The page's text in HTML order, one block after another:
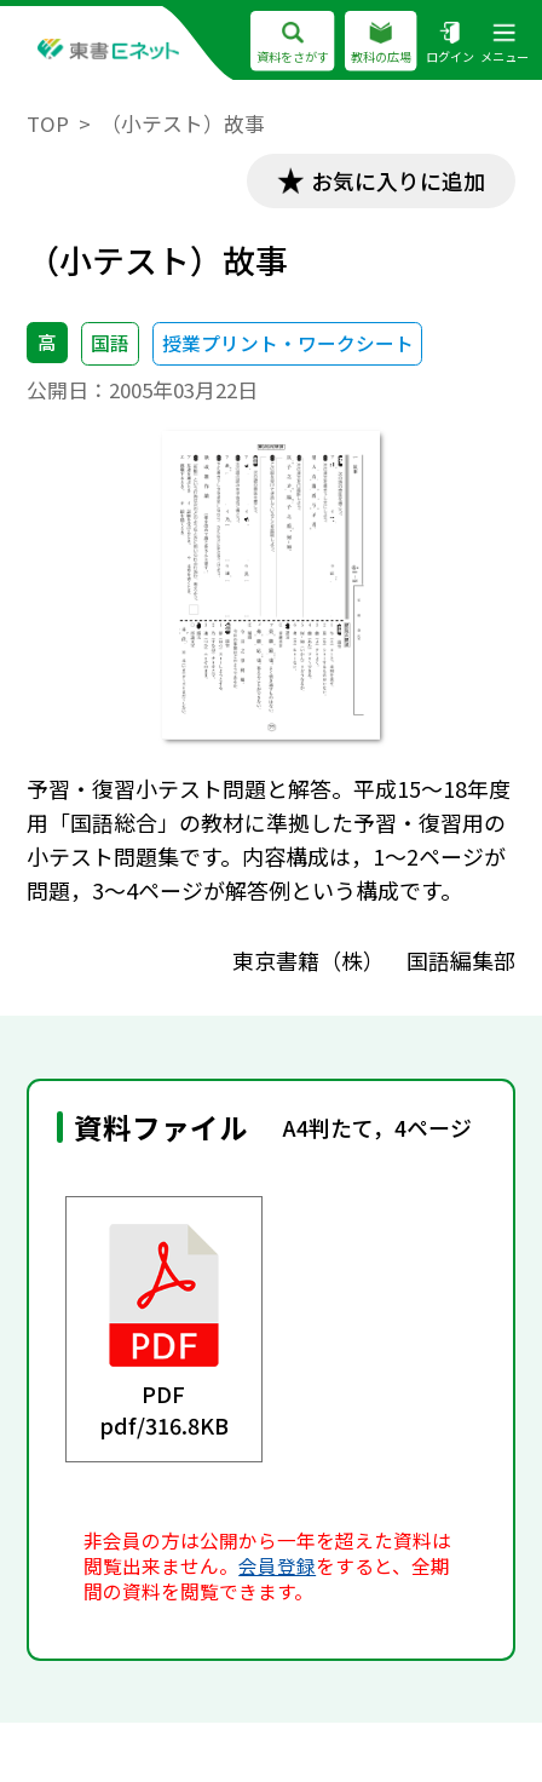
資料をさがす 教科の広場 ログイン メニュー
TOP （小テスト）故事
お気に入りに追加
（小テスト）故事
高 国語 授業プリント・ワークシート
公開日： 2005年03月22日
予習・復習小テスト問題と解答。平成15～18年度
用「国語総合」の教材に準拠した予習・復習用の
小テスト問題集です。内容構成は，1～2ページが
問題，3～4ページが解答例という構成です。
東京書籍（株） 国語編集部
資料ファイル A4判たて，4ページ
PDF
pdf/316.8KB
非会員の方は公開から一年を超えた資料は
閲覧出来ません。会員登録をすると、全期
間の資料を閲覧できます。